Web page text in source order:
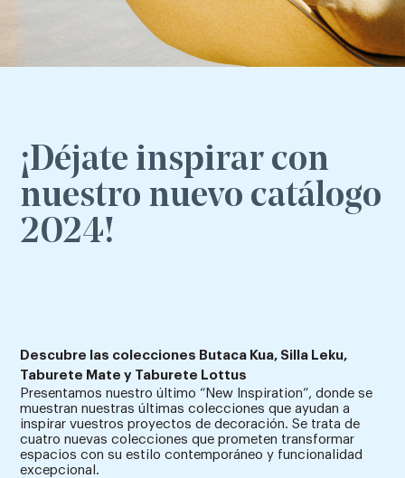
¡Déjate inspirar con
nuestro nuevo catálogo
2024!
Descubre las colecciones Butaca Kua, Silla Leku,
Taburete Mate y Taburete Lottus
Presentamos nuestro último “New Inspiration”, donde se
muestran nuestras últimas colecciones que ayudan a
inspirar vuestros proyectos de decoración. Se trata de
cuatro nuevas colecciones que prometen transformar
espacios con su estilo contemporáneo y funcionalidad
excepcional.